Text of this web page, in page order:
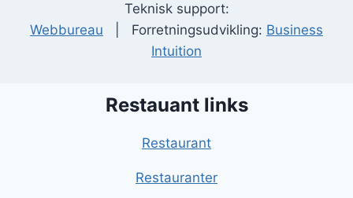
Teknisk support:
Webbureau | Forretningsudvikling: Business
Intuition
Restauant links
Restaurant
Restauranter